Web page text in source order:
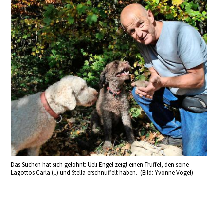
Das Suchen hat sich gelohnt: Ueli Engel zeigt einen Trüffel, den seine
Lagottos Carla (l.) und Stella erschnüffelt haben. (Bild: Yvonne Vogel)